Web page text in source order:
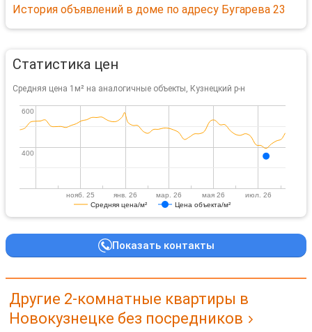
История объявлений в доме по адресу Бугарева 23
Статистика цен
Средняя цена 1м² на аналогичные объекты, Кузнецкий р-н
Средняя цена/м² Цена объекта/м²
нояб. 25 янв. 26 мар. 26 мая 26 июл. 26
400
400
600
600
Показать контакты
Другие 2-комнатные квартиры в
Новокузнецке без посредников